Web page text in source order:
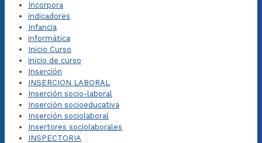
Incorpora
indicadores
Infancia
informática
Inicio Curso
inicio de curso
Inserción
INSERCION LABORAL
Inserción socio-laboral
Inserción socioeducativa
Inserción sociolaboral
Insertores sociolaborales
INSPECTORIA